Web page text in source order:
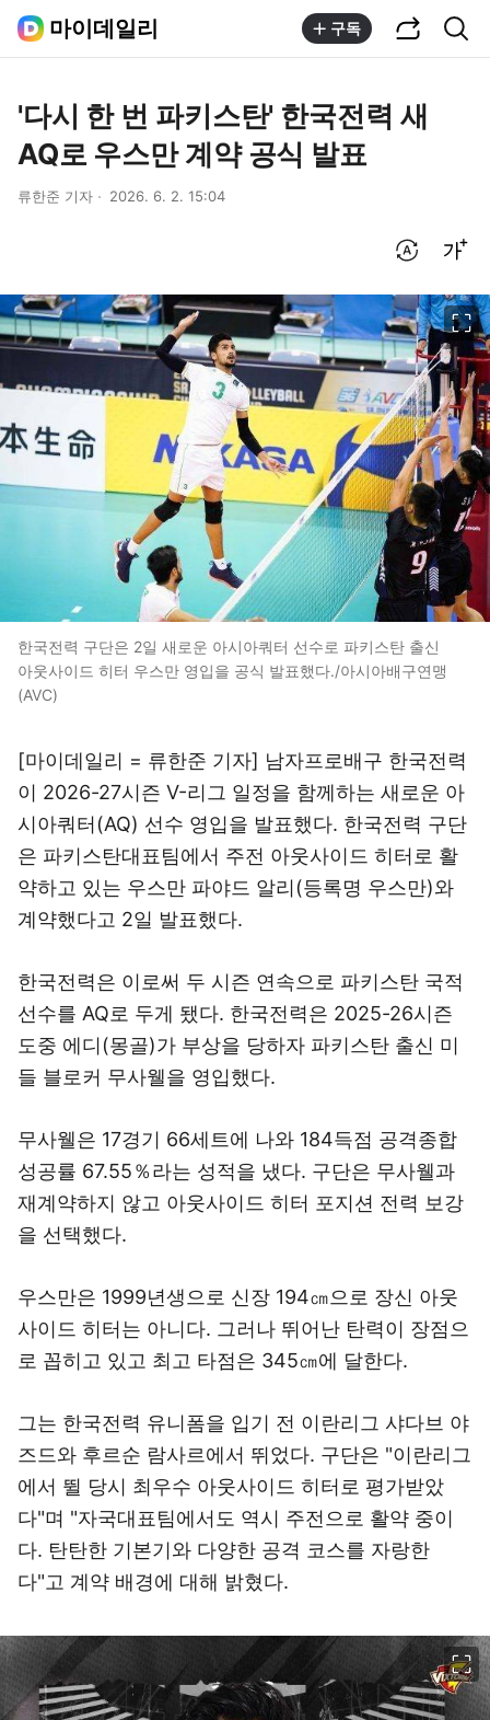
마이데일리 구독
'다시 한 번 파키스탄' 한국전력 새
AQ로 우스만 계약 공식 발표
류한준 기자 2026. 6. 2. 15:04
한국전력 구단은 2일 새로운 아시아쿼터 선수로 파키스탄 출신
아웃사이드 히터 우스만 영입을 공식 발표했다./아시아배구연맹
(AVC)
[마이데일리 = 류한준 기자] 남자프로배구 한국전력
이 2026-27시즌 V-리그 일정을 함께하는 새로운 아
시아쿼터(AQ) 선수 영입을 발표했다. 한국전력 구단
은 파키스탄대표팀에서 주전 아웃사이드 히터로 활
약하고 있는 우스만 파야드 알리(등록명 우스만)와
계약했다고 2일 발표했다.
한국전력은 이로써 두 시즌 연속으로 파키스탄 국적
선수를 AQ로 두게 됐다. 한국전력은 2025-26시즌
도중 에디(몽골)가 부상을 당하자 파키스탄 출신 미
들 블로커 무사웰을 영입했다.
무사웰은 17경기 66세트에 나와 184득점 공격종합
성공률 67.55％라는 성적을 냈다. 구단은 무사웰과
재계약하지 않고 아웃사이드 히터 포지션 전력 보강
을 선택했다.
우스만은 1999년생으로 신장 194㎝으로 장신 아웃
사이드 히터는 아니다. 그러나 뛰어난 탄력이 장점으
로 꼽히고 있고 최고 타점은 345㎝에 달한다.
그는 한국전력 유니폼을 입기 전 이란리그 샤다브 야
즈드와 후르순 람사르에서 뛰었다. 구단은 "이란리그
에서 뛸 당시 최우수 아웃사이드 히터로 평가받았
다"며 "자국대표팀에서도 역시 주전으로 활약 중이
다. 탄탄한 기본기와 다양한 공격 코스를 자랑한
다"고 계약 배경에 대해 밝혔다.